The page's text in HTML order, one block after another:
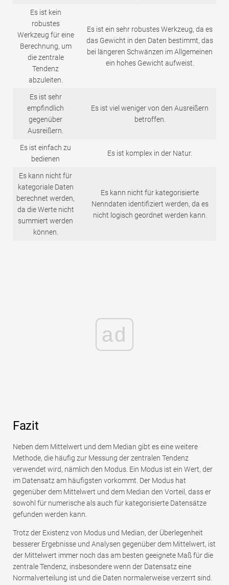
Es ist kein
robustes
Werkzeug für eine
Berechnung, um
die zentrale
Tendenz
abzuleiten.
Es ist ein sehr robustes Werkzeug, da es
das Gewicht in den Daten bestimmt, das
bei längeren Schwänzen im Allgemeinen
ein hohes Gewicht aufweist.
Es ist sehr
empfindlich
gegenüber
Ausreißern.
Es ist viel weniger von den Ausreißern
betroffen.
Es ist einfach zu
bedienen
Es ist komplex in der Natur.
Es kann nicht für
kategoriale Daten
berechnet werden,
da die Werte nicht
summiert werden
können.
Es kann nicht für kategorisierte
Nenndaten identifiziert werden, da es
nicht logisch geordnet werden kann.
ad
Fazit
Neben dem Mittelwert und dem Median gibt es eine weitere
Methode, die häufig zur Messung der zentralen Tendenz
verwendet wird, nämlich den Modus. Ein Modus ist ein Wert, der
im Datensatz am häufigsten vorkommt. Der Modus hat
gegenüber dem Mittelwert und dem Median den Vorteil, dass er
sowohl für numerische als auch für kategorisierte Datensätze
gefunden werden kann.
Trotz der Existenz von Modus und Median, der Überlegenheit
besserer Ergebnisse und Analysen gegenüber dem Mittelwert, ist
der Mittelwert immer noch das am besten geeignete Maß für die
zentrale Tendenz, insbesondere wenn der Datensatz eine
Normalverteilung ist und die Daten normalerweise verzerrt sind.